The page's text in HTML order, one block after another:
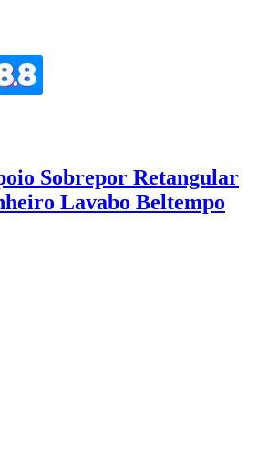
Sobrepor Retangular
Lavabo Beltempo